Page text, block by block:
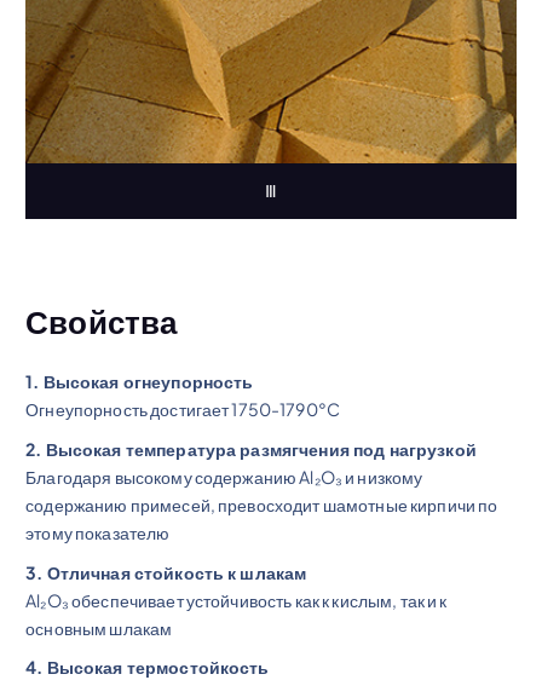
Ⅲ
Свойства
1. Высокая огнеупорность
Огнеупорность достигает 1750-1790°C
2. Высокая температура размягчения под нагрузкой
Благодаря высокому содержанию Al₂O₃ и низкому
содержанию примесей, превосходит шамотные кирпичи по
этому показателю
3. Отличная стойкость к шлакам
Al₂O₃ обеспечивает устойчивость как к кислым, так и к
основным шлакам
4. Высокая термостойкость